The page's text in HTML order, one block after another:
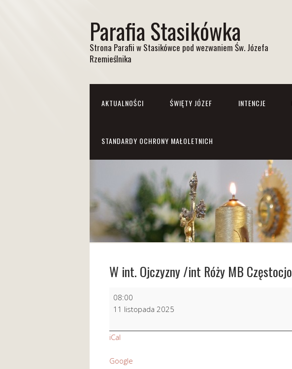
Parafia Stasikówka
Strona Parafii w Stasikówce pod wezwaniem Św. Józefa
Rzemieślnika
AKTUALNOŚCI ŚWIĘTY JÓZEF INTENCJE
STANDARDY OCHRONY MAŁOLETNICH
W int. Ojczyzny /int Róży MB
W
int.
/int
Róży
Częstocjowskiej
08:00
11 listopada 2025
iCal
Google